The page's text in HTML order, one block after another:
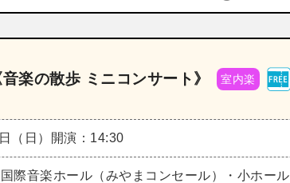
楽の散歩 ミニコンサート》 室内楽
（日） 開演：14:30
際音楽ホール（みやまコンセール）・小ホール